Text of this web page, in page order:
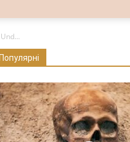
Популярні